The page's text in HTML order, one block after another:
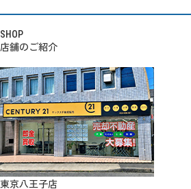
SHOP
店舗のご紹介
東京八王子店